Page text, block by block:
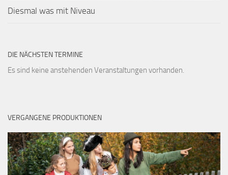
Diesmal was mit Niveau
DIE NÄCHSTEN TERMINE
Es sind keine anstehenden Veranstaltungen vorhanden.
VERGANGENE PRODUKTIONEN